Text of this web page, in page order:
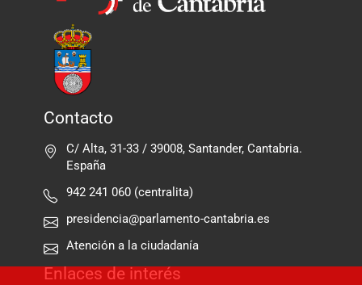
Contacto
C/ Alta, 31-33 / 39008, Santander, Cantabria.
España
942 241 060 (centralita)
presidencia@parlamento-cantabria.es
Atención a la ciudadanía
Enlaces de interés